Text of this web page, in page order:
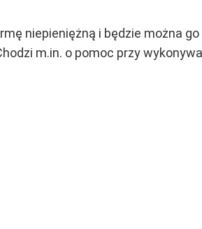
niepieniężną i będzie można
m.in. o pomoc przy